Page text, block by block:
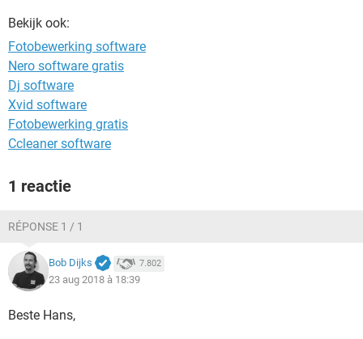
Bekijk ook:
Fotobewerking software
Nero software gratis
Dj software
Xvid software
Fotobewerking gratis
Ccleaner software
1 reactie
RÉPONSE 1 / 1
Bob Dijks 7.802
23 aug 2018 à 18:39
Beste Hans,